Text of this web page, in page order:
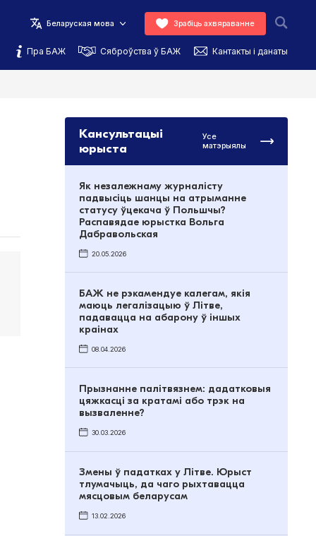
Беларуская мова Зрабіць ахвяраванне
Пра БАЖ Сяброўства ў БАЖ Кантакты і данаты
Кансультацыі
юрыста
Усе
матэрыялы
Як незалежнаму журналісту
падвысіць шанцы на атрыманне
статусу ўцекача ў Польшчы?
Распавядае юрыстка Вольга
Дабравольская
20.05.2026
БАЖ не рэкамендуе калегам, якія
маюць легалізацыю ў Літве,
падавацца на абарону ў іншых
краінах
08.04.2026
Прызнанне палітвязнем: дадатковыя
цяжкасці за кратамі або трэк на
вызваленне?
30.03.2026
Змены ў падатках у Літве. Юрыст
тлумачыць, да чаго рыхтавацца
мясцовым беларусам
13.02.2026